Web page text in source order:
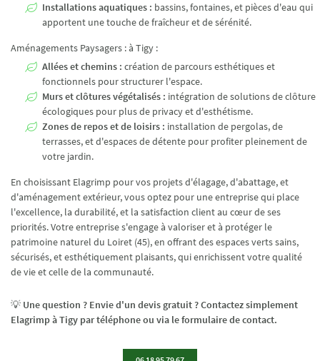
Installations aquatiques : bassins, fontaines, et pièces d'eau qui
apportent une touche de fraîcheur et de sérénité.
Aménagements Paysagers : à Tigy :
Allées et chemins : création de parcours esthétiques et
fonctionnels pour structurer l'espace.
Murs et clôtures végétalisés : intégration de solutions de clôture
écologiques pour plus de privacy et d'esthétisme.
Zones de repos et de loisirs : installation de pergolas, de
terrasses, et d'espaces de détente pour profiter pleinement de
votre jardin.
En choisissant Elagrimp pour vos projets d'élagage, d'abattage, et
d'aménagement extérieur, vous optez pour une entreprise qui place
l'excellence, la durabilité, et la satisfaction client au cœur de ses
priorités. Votre entreprise s'engage à valoriser et à protéger le
patrimoine naturel du Loiret (45), en offrant des espaces verts sains,
sécurisés, et esthétiquement plaisants, qui enrichissent votre qualité
de vie et celle de la communauté.
💡 Une question ? Envie d'un devis gratuit ? Contactez simplement
Elagrimp à Tigy par téléphone ou via le formulaire de contact.